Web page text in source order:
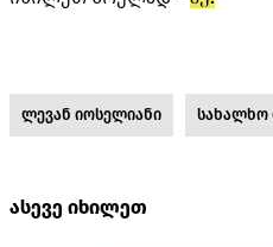
ლევან იოსელიანი სახალხო
ასევე იხილეთ